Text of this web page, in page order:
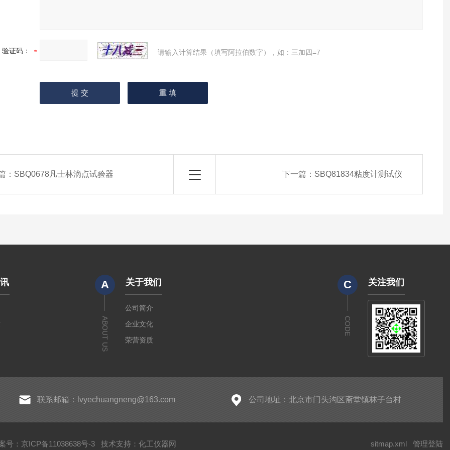
验证码： 请输入计算结果（填写阿拉伯数字），如：三加四=7
： SBQ0678凡士林滴点试验器 下一篇： SBQ81834粘度计测试仪
A
ABOUT US
关于我们
公司简介
企业文化
荣营资质
C
CODE
关注我们
联系邮箱：lvyechuangneng@163.com 公司地址：北京市门头沟区斋堂镇林子台村
号：京ICP备11038638号-3 技术支持： 化工仪器网 sitmap.xml 管理登陆